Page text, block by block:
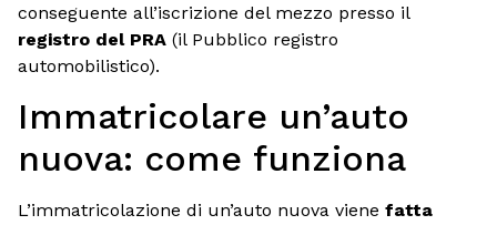
conseguente all’iscrizione del mezzo presso il
registro del PRA (il Pubblico registro
automobilistico).
Immatricolare un’auto
nuova: come funziona
L’immatricolazione di un’auto nuova viene fatta